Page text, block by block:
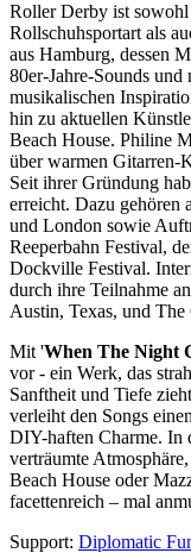
Roller Derby ist
Rollschuhsportart als
aus Hamburg, dessen
80er-Jahre-Sounds
musikalischen
hin zu aktuellen
Beach House. Philine
über warmen Gitarren-
Seit ihrer Gründung
erreicht. Dazu gehören
und London sowie
Reeperbahn Festival,
Dockville Festival.
durch ihre Teilnahme
Austin, Texas, und
Mit 'When The Night
vor - ein Werk, das
Sanftheit und Tiefe
verleiht den Songs
DIY-haften Charme. In
verträumte
Beach House oder
facettenreich – mal
Support: Diplomatic